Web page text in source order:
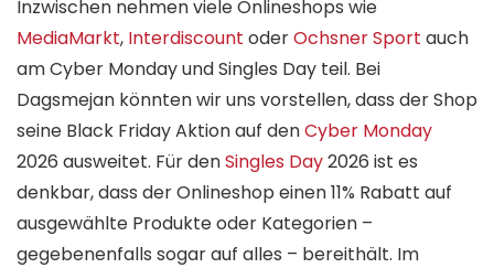
Inzwischen nehmen viele Onlineshops wie
MediaMarkt, Interdiscount oderOchsner Sport auch
am Cyber Monday und Singles Day teil. Bei
Dagsmejan könnten wir uns vorstellen, dass der Shop
seine Black Friday Aktion auf denCyber Monday
2026 ausweitet. Für denSingles Day2026 ist es
denkbar, dass der Onlineshop einen 11% Rabatt auf
ausgewählte Produkte oder Kategorien –
gegebenenfalls sogar auf alles – bereithält. Im